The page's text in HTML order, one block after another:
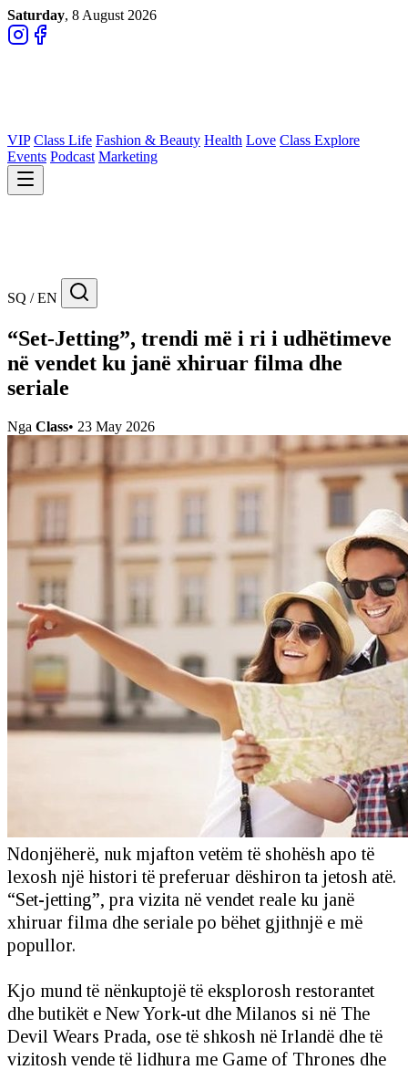
Saturday, 8 August 2026
VIP Class Life Fashion & Beauty Health Love Class Explore
Events Podcast Marketing
SQ / EN
“Set-Jetting”, trendi më i ri i udhëtimeve
në vendet ku janë xhiruar filma dhe
seriale
Nga Class• 23 May 2026
Ndonjëherë, nuk mjafton vetëm të shohësh apo të
lexosh një histori të preferuar dëshiron ta jetosh atë.
“Set-jetting”, pra vizita në vendet reale ku janë
xhiruar filma dhe seriale po bëhet gjithnjë e më
popullor.
Kjo mund të nënkuptojë të eksplorosh restorantet
dhe butikët e New York-ut dhe Milanos si në The
Devil Wears Prada, ose të shkosh në Irlandë dhe të
vizitosh vende të lidhura me Game of Thrones dhe